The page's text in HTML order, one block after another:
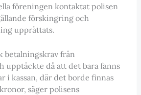
föreningen kontaktat polisen
förskingring och
upprättats.
betalningskrav från
upptäckte då att det bara fanns
i kassan, där det borde finnas
säger polisens